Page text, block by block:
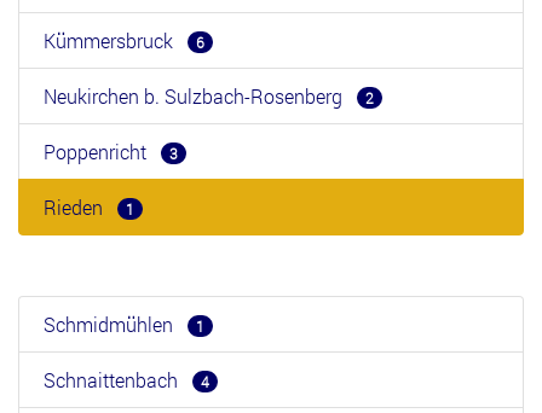
Kümmersbruck 6
Neukirchen b. Sulzbach-Rosenberg 2
Poppenricht 3
Rieden 1
Schmidmühlen 1
Schnaittenbach 4